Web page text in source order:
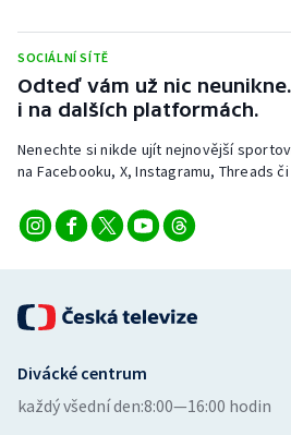
SOCIÁLNÍ SÍTĚ
Odteď vám už nic
i na dalších platformách.
Nenechte si nikde ujít nejnovější
na Facebooku, X, Instagramu, Threads
Divácké centrum
každý všední den:8:00—16:00 hodin